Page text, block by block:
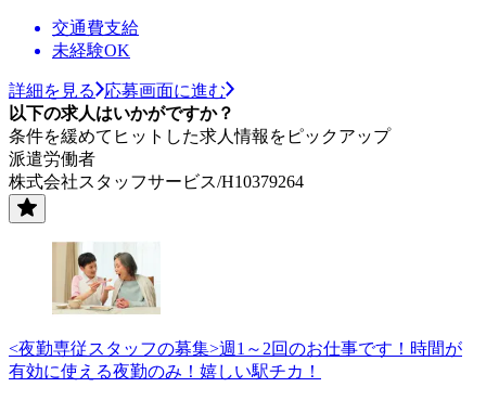
交通費支給
未経験OK
詳細を見る
応募画面に進む
以下の求人はいかがですか？
条件を緩めてヒットした求人情報をピックアップ
派遣労働者
株式会社スタッフサービス/H10379264
<夜勤専従スタッフの募集>週1～2回のお仕事です！時間が
有効に使える夜勤のみ！嬉しい駅チカ！